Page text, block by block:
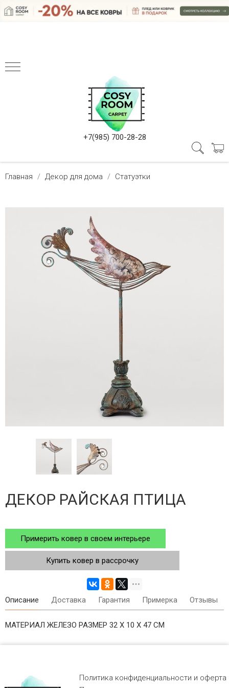
+7(985) 700-28-28
Главная Декор для дома Статуэтки
ДЕКОР РАЙСКАЯ ПТИЦА
Примерить ковер в своем интерьере
Купить ковер в рассрочку
Описание Доставка Гарантия Примерка Отзывы
МАТЕРИАЛ ЖЕЛЕЗО РАЗМЕР 32 Х 10 Х 47 СМ
Политика конфиденциальности и оферта